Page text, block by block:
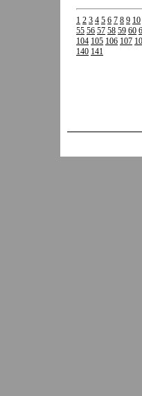
1 2 3 4 5 6 7 8 9 10
55 56 57 58 59 60
104 105 106 107
140 141